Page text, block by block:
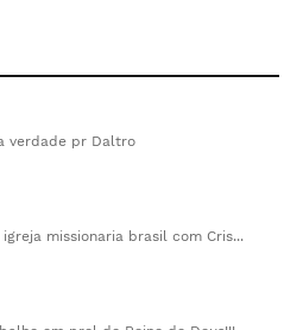
verdade pr Daltro
igreja missionaria brasil com Cris...